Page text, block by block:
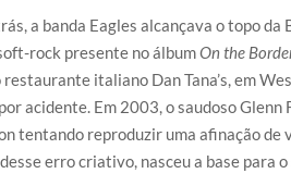
a banda Eagles alcançava o topo
rock presente no álbumOn the
italiano Dan Tana’s, em
acidente. Em 2003, o saudoso
tentando reproduzir uma afinação de
erro criativo, nasceu a base para